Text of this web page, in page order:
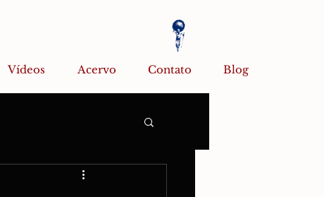
Vídeos Acervo Contato Blog